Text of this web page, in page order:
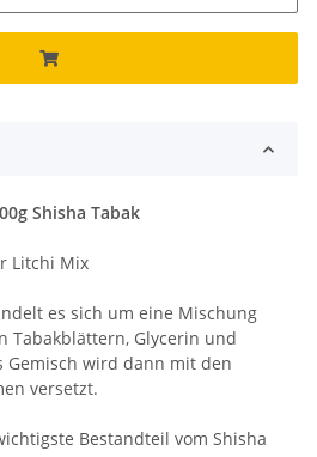
Shisha Tabak
Litchi Mix
es sich um eine Mischung
Tabakblättern, Glycerin und
Gemisch wird dann mit den
versetzt.
Bestandteil vom Shisha